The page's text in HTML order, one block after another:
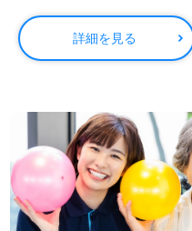
◎『医療×福祉』の新しい
わく！』の介護業界の未
様！◎
ん。桜十字グループ様と
複合施設『りすのこスク
す。『患者様、ご家族様の
験を活かしたい、管理職
ャレンジしたい』『転職
等の方も大歓迎です。あ
詳細を見る